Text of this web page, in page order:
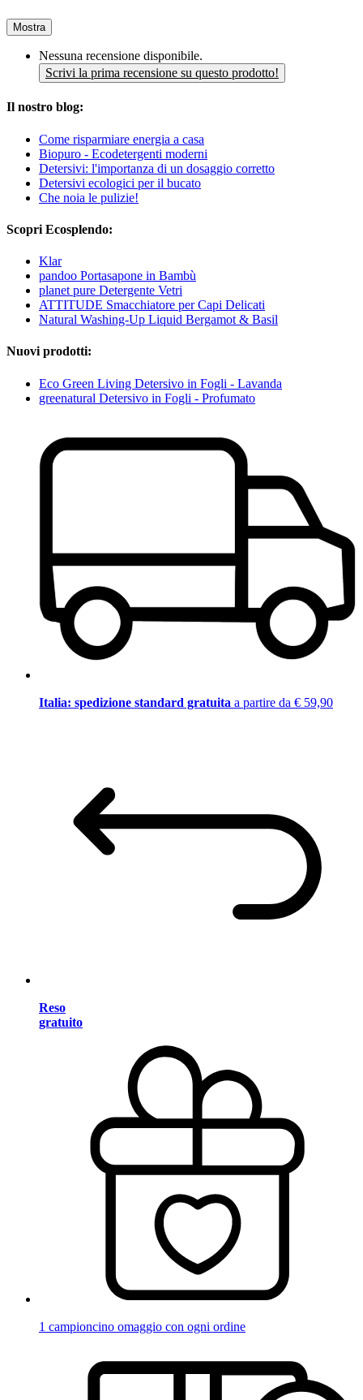
Mostra
Nessuna recensione disponibile.
Scrivi la prima recensione su questo prodotto!
Il nostro blog:
Come risparmiare energia a casa
Biopuro - Ecodetergenti moderni
Detersivi: l'importanza di un dosaggio corretto
Detersivi ecologici per il bucato
Che noia le pulizie!
Scopri Ecosplendo:
Klar
pandoo Portasapone in Bambù
planet pure Detergente Vetri
ATTITUDE Smacchiatore per Capi Delicati
Natural Washing-Up Liquid Bergamot & Basil
Nuovi prodotti:
Eco Green Living Detersivo in Fogli - Lavanda
greenatural Detersivo in Fogli - Profumato
Italia: spedizione standard gratuita a partire da € 59,90
Reso
gratuito
1 campioncino omaggio con ogni ordine